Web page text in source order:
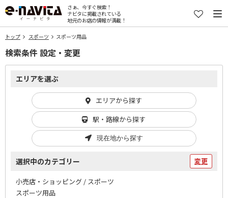
さぁ、今すぐ検索！
ナビタに掲載されている
地元のお店の情報が満載！
トップ スポーツ スポーツ用品
検索条件 設定・変更
エリアを選ぶ
エリアから探す
駅・路線から探す
現在地から探す
選択中のカテゴリー 変更
小売店・ショッピング / スポーツ
スポーツ用品